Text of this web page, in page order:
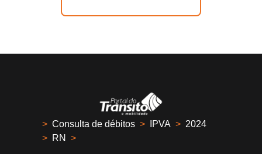
> Consulta de débitos > IPVA > 2024
> RN >